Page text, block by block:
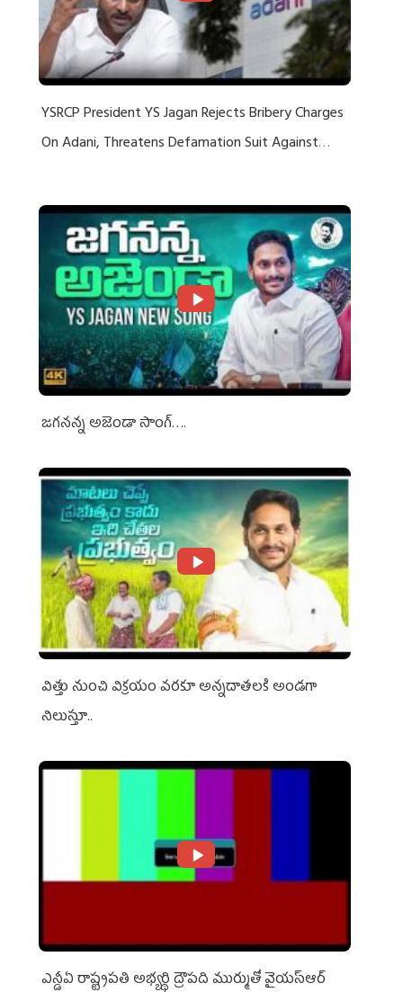
YSRCP President YS Jagan Rejects Bribery Charges
On Adani, Threatens Defamation Suit Against
జగనన్న అజెండా సాంగ్….
విత్తు నుంచి విక్రయం వరకూ అన్నదాతలకి అండగా
నిలుస్తూ..
ఎన్డీఏ రాష్ట్ర‌ప‌తి అభ్య‌ర్థి ద్రౌప‌ది ముర్ముతో వైయ‌స్ఆర్